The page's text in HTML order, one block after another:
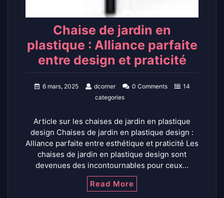
Chaise de jardin en
plastique : Alliance parfaite
entre design et praticité
6 mars, 2025 dcorner 0 Comments
14
categories
Article sur les chaises de jardin en plastique
design Chaises de jardin en plastique design :
Alliance parfaite entre esthétique et praticité Les
chaises de jardin en plastique design sont
devenues des incontournables pour ceux…
Read More